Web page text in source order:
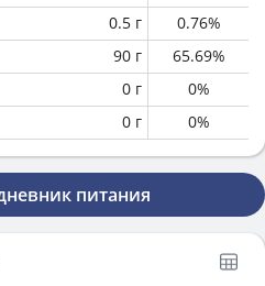
0.5 г 0.76%
90 г 65.69%
0 г 0%
0 г 0%
питания